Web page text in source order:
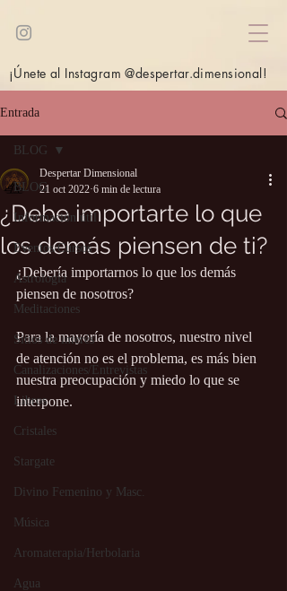
¡Únete al Instagram @despertar.dimensional!
Entrada
BLOG
Información útil
Eventos/Cursos
Astrología
Meditaciones
Sitios de interés
Canalizaciones/Entrevistas
Libros
Cristales
Stargate
Divino Femenino y Masc.
Música
Aromaterapia/Herbolaria
Agua
BLOG
¿Debe importarte lo que
los demás piensen de ti?
Despertar Dimensional
21 oct 2022 6 min de lectura
¿Debería importarnos lo que los demás
piensen de nosotros?
Para la mayoría de nosotros, nuestro nivel
de atención no es el problema, es más bien
nuestra preocupación y miedo lo que se
interpone.